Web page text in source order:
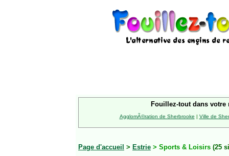
Fouillez-tout dans votre
AgglomÃ©ration de Sherbrooke | Ville de
Page d'accueil > Estrie > Sports & Loisirs (25